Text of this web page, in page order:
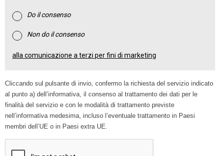
Do il consenso
Non do il consenso
alla comunicazione a terzi per fini di marketing
Cliccando sul pulsante di invio, confermo la richiesta del servizio indicato
al punto a) dell’informativa, il consenso al trattamento dei dati per le
finalità del servizio e con le modalità di trattamento previste
nell’informativa medesima, incluso l’eventuale trattamento in Paesi
membri dell’UE o in Paesi extra UE.